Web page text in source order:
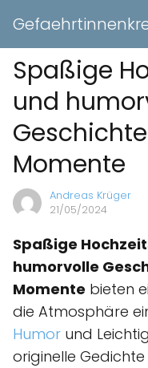
Spaßige
und
Momente
Andreas Krüger
21/05/2024
Spaßige
humorvolle
Momente bieten
die Atmosphäre
Humor und
originelle